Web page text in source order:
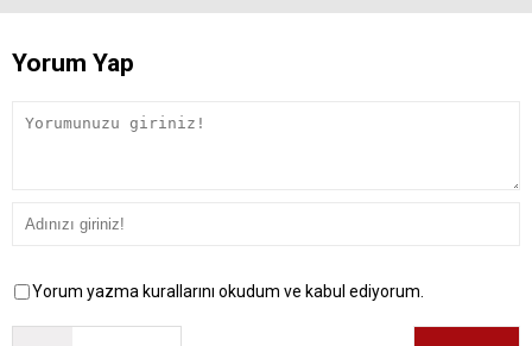
Yorum Yap
Yorum yazma kurallarını okudum ve kabul ediyorum.